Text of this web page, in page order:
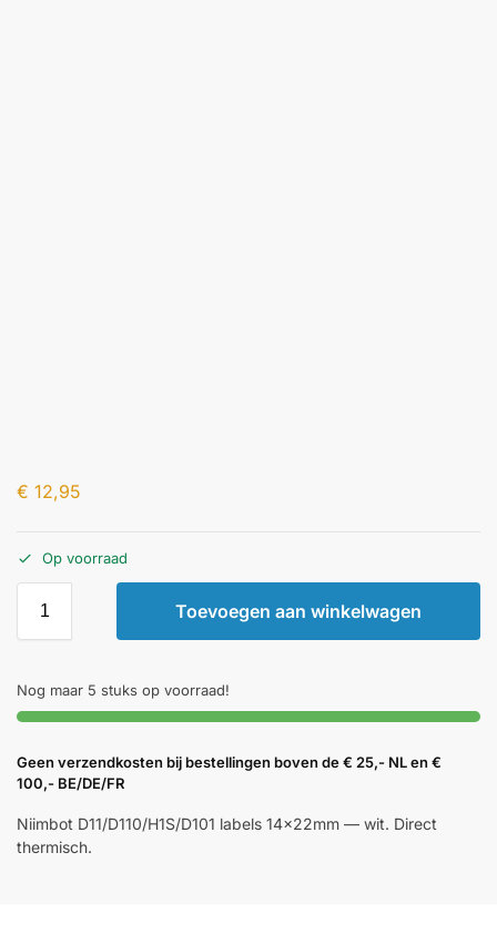
€ 12,95
Op voorraad
Toevoegen aan winkelwagen
Nog maar 5 stuks op voorraad!
Geen verzendkosten bij bestellingen boven de € 25,- NL en €
100,- BE/DE/FR
Niimbot D11/D110/H1S/D101 labels 14×22mm — wit. Direct
thermisch.